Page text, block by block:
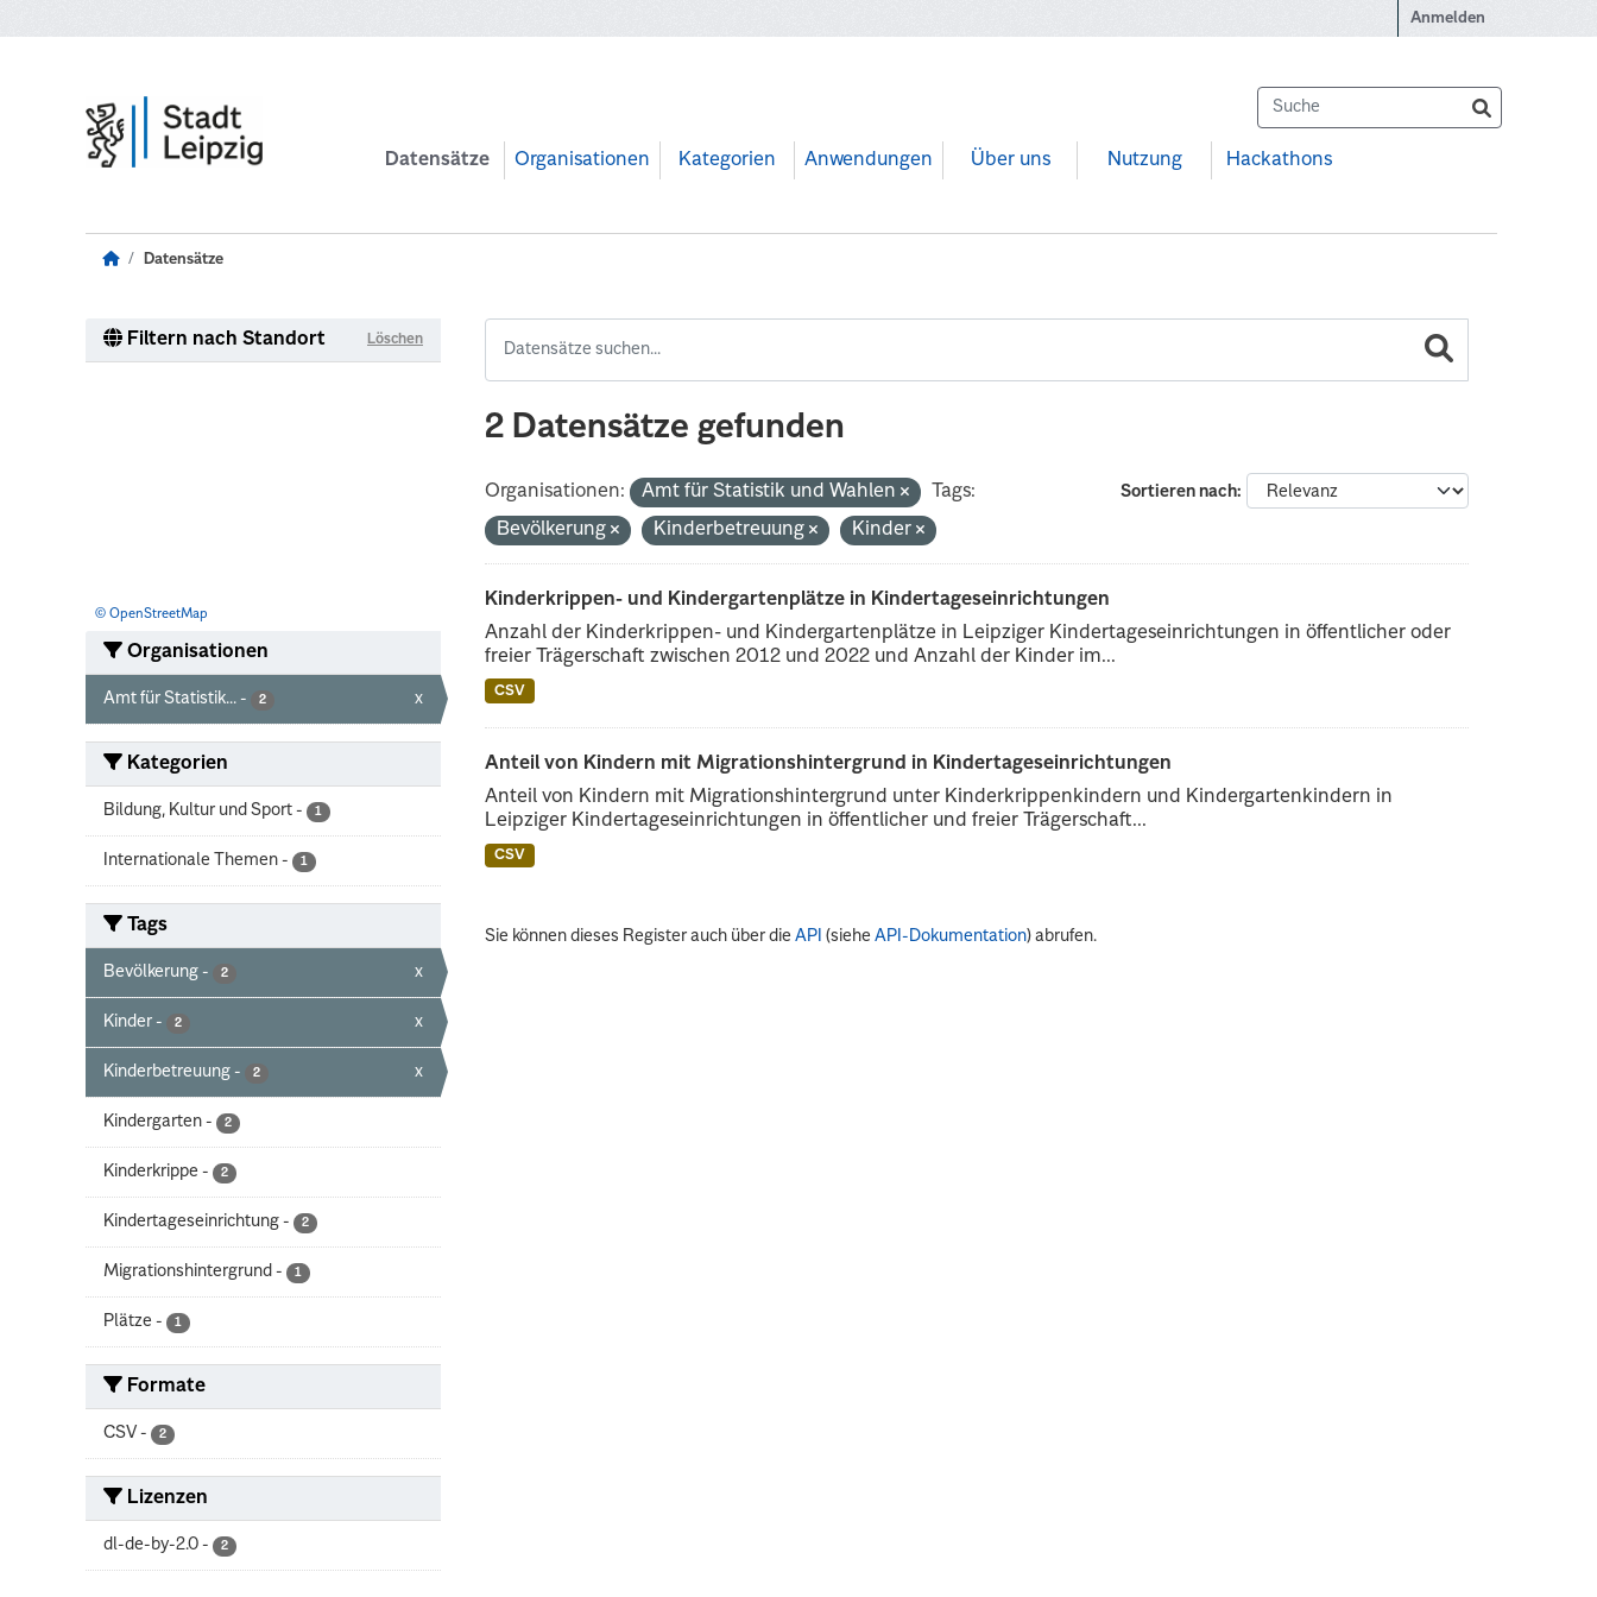
Anmelden
Datensätze Organisationen Kategorien Anwendungen Über uns Nutzung Hackathons
Datensätze
Filtern nach Standort Löschen
© OpenStreetMap
Organisationen
Amt für Statistik... - 2 x
Kategorien
Bildung, Kultur und Sport - 1
Internationale Themen - 1
Tags
Bevölkerung - 2 x
Kinder - 2 x
Kinderbetreuung - 2 x
Kindergarten - 2
Kinderkrippe - 2
Kindertageseinrichtung - 2
Migrationshintergrund - 1
Plätze - 1
Formate
CSV - 2
Lizenzen
dl-de-by-2.0 - 2
2 Datensätze gefunden
Sortieren nach
Organisationen: Amt für Statistik und Wahlen
Tags:
Bevölkerung
Kinderbetreuung Kinder
Kinderkrippen- und Kindergartenplätze in Kindertageseinrichtungen
Anzahl der Kinderkrippen- und Kindergartenplätze in Leipziger Kindertageseinrichtungen in öffentlicher oder
freier Trägerschaft zwischen 2012 und 2022 und Anzahl der Kinder im...
CSV
Anteil von Kindern mit Migrationshintergrund in Kindertageseinrichtungen
Anteil von Kindern mit Migrationshintergrund unter Kinderkrippenkindern und Kindergartenkindern in
Leipziger Kindertageseinrichtungen in öffentlicher und freier Trägerschaft...
CSV
Sie können dieses Register auch über dieAPI (sieheAPI-Dokumentation) abrufen.